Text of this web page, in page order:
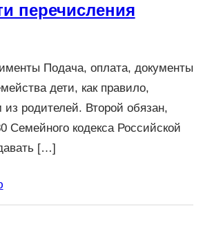
перечисления
Подача, оплата, документы
дети, как правило,
родителей. Второй обязан,
Семейного кодекса Российской
[…]